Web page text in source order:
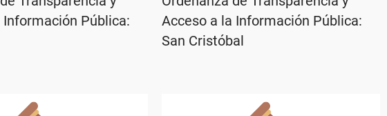
Información Pública:
Acceso a la Información Pública:
San Cristóbal